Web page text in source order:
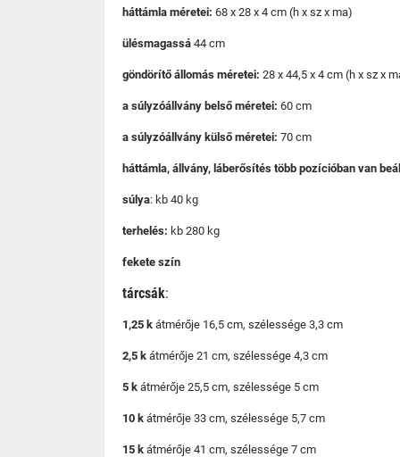
háttámla méretei: 68 x 28 x 4 cm (h x sz x ma)
ülésmagassá 44 cm
göndörítő állomás méretei: 28 x 44,5 x 4 cm (h x sz x
a súlyzóállvány belső méretei: 60 cm
a súlyzóállvány külső méretei: 70 cm
háttámla, állvány, láberősítés több pozícióban van
súlya: kb 40 kg
terhelés: kb 280 kg
fekete szín
tárcsák:
1,25 k átmérője 16,5 cm, szélessége 3,3 cm
2,5 k átmérője 21 cm, szélessége 4,3 cm
5 k átmérője 25,5 cm, szélessége 5 cm
10 k átmérője 33 cm, szélessége 5,7 cm
15 k átmérője 41 cm, szélessége 7 cm